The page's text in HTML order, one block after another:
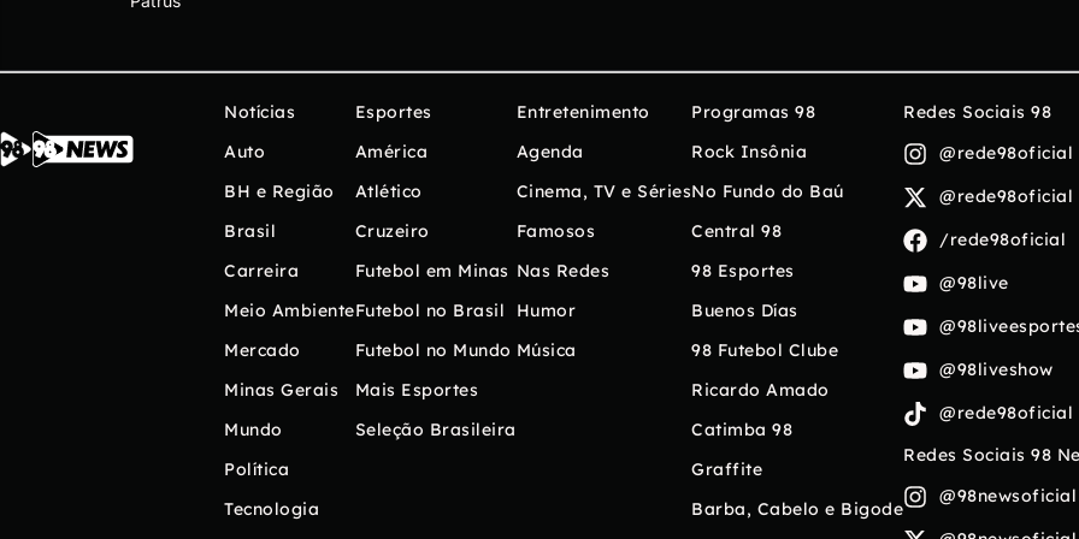
Notícias
Auto
BH e Região
Brasil
Carreira
Meio Ambiente
Mercado
Minas Gerais
Mundo
Política
Tecnologia
Esportes
América
Atlético
Cruzeiro
Futebol em Minas
Futebol no Brasil
Futebol no Mundo
Mais Esportes
Seleção Brasileira
Entretenimento
Agenda
Cinema, TV e Séries
Famosos
Nas Redes
Humor
Música
Programas 98
Rock Insônia
No Fundo do Baú
Central 98
98 Esportes
Buenos Días
98 Futebol Clube
Ricardo Amado
Catimba 98
Graffite
Barba, Cabelo e Bigode
Redes Sociais 98
@rede98oficial
@rede98oficial
/rede98oficial
@98live
@98liveshow
@rede98oficial
Redes Sociais 98
@98newsoficial